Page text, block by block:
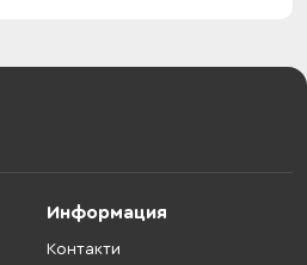
Информация
Контакти